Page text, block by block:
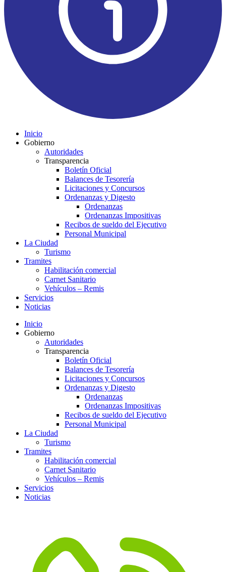
Inicio
Gobierno
Autoridades
Transparencia
Boletín Oficial
Balances de Tesorería
Licitaciones y Concursos
Ordenanzas y Digesto
Ordenanzas
Ordenanzas Impositivas
Recibos de sueldo del Ejecutivo
Personal Municipal
La Ciudad
Turismo
Tramites
Habilitación comercial
Carnet Sanitario
Vehículos – Remis
Servicios
Noticias
Inicio
Gobierno
Autoridades
Transparencia
Boletín Oficial
Balances de Tesorería
Licitaciones y Concursos
Ordenanzas y Digesto
Ordenanzas
Ordenanzas Impositivas
Recibos de sueldo del Ejecutivo
Personal Municipal
La Ciudad
Turismo
Tramites
Habilitación comercial
Carnet Sanitario
Vehículos – Remis
Servicios
Noticias